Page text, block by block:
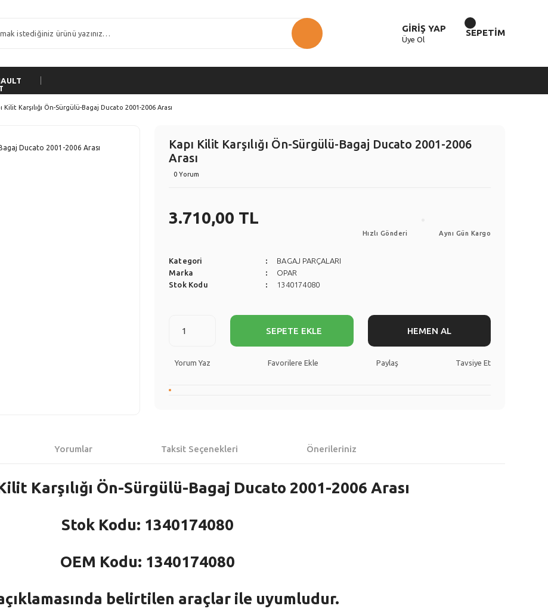
GİRİŞ YAP
Üye Ol
SEPETİM
Kilit Karşılığı Ön-Sürgülü-Bagaj Ducato 2001-2006 Arası
Kapı Kilit Karşılığı Ön-Sürgülü-Bagaj Ducato 2001-2006
Arası
0 Yorum
3.710,00 TL
Hızlı Gönderi Aynı Gün Kargo
Kategori
BAGAJ PARÇALARI
Marka
OPAR
Stok Kodu
1340174080
SEPETE EKLE HEMEN AL
Yorum Yaz Paylaş Tavsiye Et
Yorumlar Taksit Seçenekleri Önerileriniz
Karşılığı Ön-Sürgülü-Bagaj Ducato 2001-2006 Arası
Stok Kodu: 1340174080
OEM Kodu: 1340174080
belirtilen araçlar ile uyumludur.